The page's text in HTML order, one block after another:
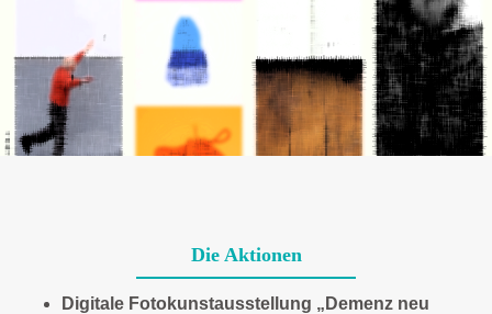
Die Aktionen
Digitale Fotokunstausstellung „Demenz neu